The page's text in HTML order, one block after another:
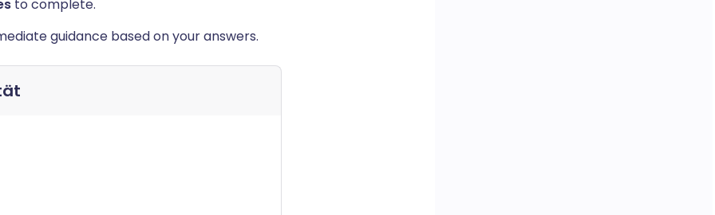
to complete.
guidance based on your answers.